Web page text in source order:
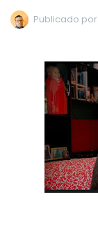
Publicado por